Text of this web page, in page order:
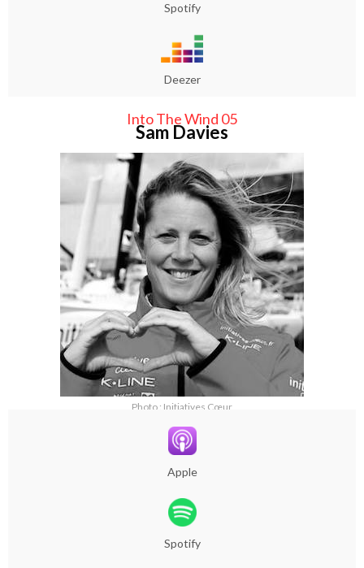
Spotify
Deezer
Into The Wind 05
Sam Davies
Photo : Initiatives Cœur
Apple
Spotify